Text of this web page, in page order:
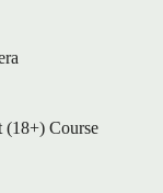
(18+) Course